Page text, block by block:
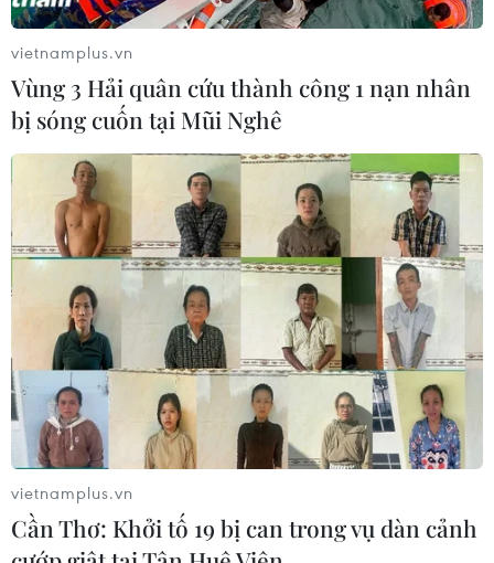
Bình Định nỗ lực hoàn thành giải phóng
mặt bằng cao tốc Bắc-Nam trong tháng 1
05/01/2024 04:14
Để hoàn thành giải phóng mặt bằng cao tốc Bắc-Nam
trong tháng 1, Phó chủ tịch Ủy ban Nhân dân tỉnh
Nguyễn Tự Công Hoàng đã yêu cầu các địa phương
cưỡng chế nếu không chấp thuận trước ngày 15/1.
vietnamplus.vn
Vùng 3 Hải quân cứu thành công 1 nạn nhân
bị sóng cuốn tại Mũi Nghê
vietnamplus.vn
Cần Thơ: Khởi tố 19 bị can trong vụ dàn cảnh